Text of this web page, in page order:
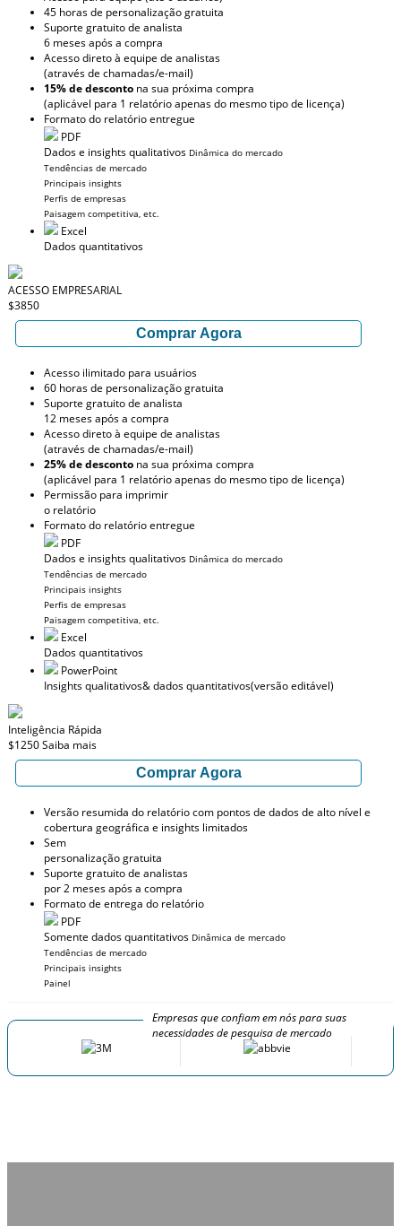
45 horas de personalização gratuita
Suporte gratuito de analista
6 meses após a compra
Acesso direto à equipe de analistas
(através de chamadas/e-mail)
15% de desconto na sua próxima compra
(aplicável para 1 relatório apenas do mesmo tipo de licença)
Formato do relatório entregue
PDF
Dados e insights qualitativos Dinâmica do mercado
Tendências de mercado
Principais insights
Perfis de empresas
Paisagem competitiva, etc.
Excel
Dados quantitativos
ACESSO EMPRESARIAL
$3850
Comprar Agora
Acesso ilimitado para usuários
60 horas de personalização gratuita
Suporte gratuito de analista
12 meses após a compra
Acesso direto à equipe de analistas
(através de chamadas/e-mail)
25% de desconto na sua próxima compra
(aplicável para 1 relatório apenas do mesmo tipo de licença)
Permissão para imprimir
o relatório
Formato do relatório entregue
PDF
Dados e insights qualitativos Dinâmica do mercado
Tendências de mercado
Principais insights
Perfis de empresas
Paisagem competitiva, etc.
Excel
Dados quantitativos
PowerPoint
Insights qualitativos& dados quantitativos(versão editável)
Inteligência Rápida
$1250Saiba mais
Comprar Agora
Versão resumida do relatório com pontos de dados de alto nível e
cobertura geográfica e insights limitados
Sem
personalização gratuita
Suporte gratuito de analistas
por 2 meses após a compra
Formato de entrega do relatório
PDF
Somente dados quantitativos Dinâmica de mercado
Tendências de mercado
Principais insights
Painel
Empresas que confiam em nós para suas
necessidades de pesquisa de mercado